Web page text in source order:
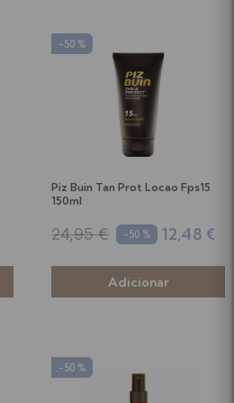
-50 %
Piz Buin Tan Prot Locao Fps15
150ml
24,95 € -50 % 12,48 €
-50 %